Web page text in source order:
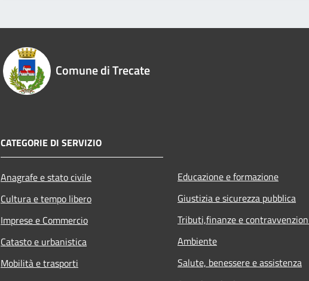
Comune di Trecate
CATEGORIE DI SERVIZIO
Anagrafe e stato civile
Cultura e tempo libero
Imprese e Commercio
Catasto e urbanistica
Mobilità e trasporti
Educazione e formazione
Giustizia e sicurezza pubblica
Tributi,finanze e
Ambiente
Salute, benessere e assistenza